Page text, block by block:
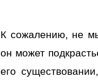
К сожалению, не
он может
его